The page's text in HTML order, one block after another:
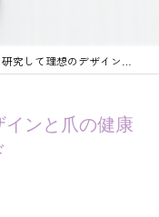
のデザインと爪の健康を両立する桜新町完全ガイド
ンと爪の健康